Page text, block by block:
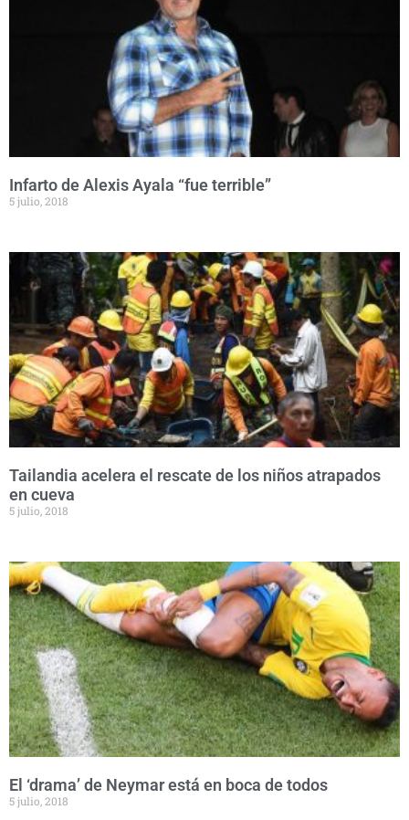
Infarto de Alexis Ayala “fue terrible”
5 julio, 2018
Tailandia acelera el rescate de los niños atrapados
en cueva
5 julio, 2018
El ‘drama’ de Neymar está en boca de todos
5 julio, 2018